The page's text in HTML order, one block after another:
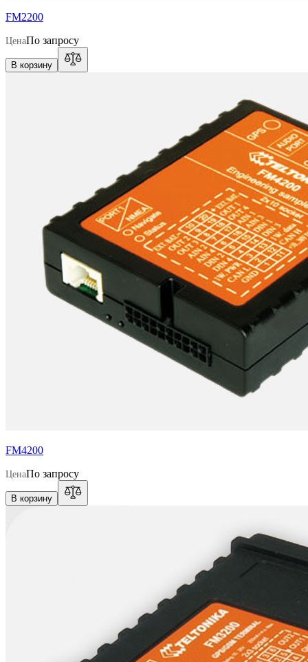
FM2200
ЦенаПо запросу
В корзину
FM4200
ЦенаПо запросу
В корзину